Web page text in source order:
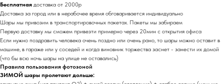
Бесплатная доставка от 2000р
Доставка за город или в нерабочее время обговаривается индивидуально
Шары мы привозим в транспортировочных пакетах. Пакеты мы забираем
Первую доставку мы сможем привезти примерно через 20мин с открытия офиса
Если нужно поздравить человека очень поздно или очень рано, то шары можно оставит в
машине, в гараже или у соседей и когда виновник торжества заснет - занести их домой
(что бы всю ночь шары на улице не оставались)
Правила пользования фотозоной
ЗИМОЙ шары пролетают дольше: